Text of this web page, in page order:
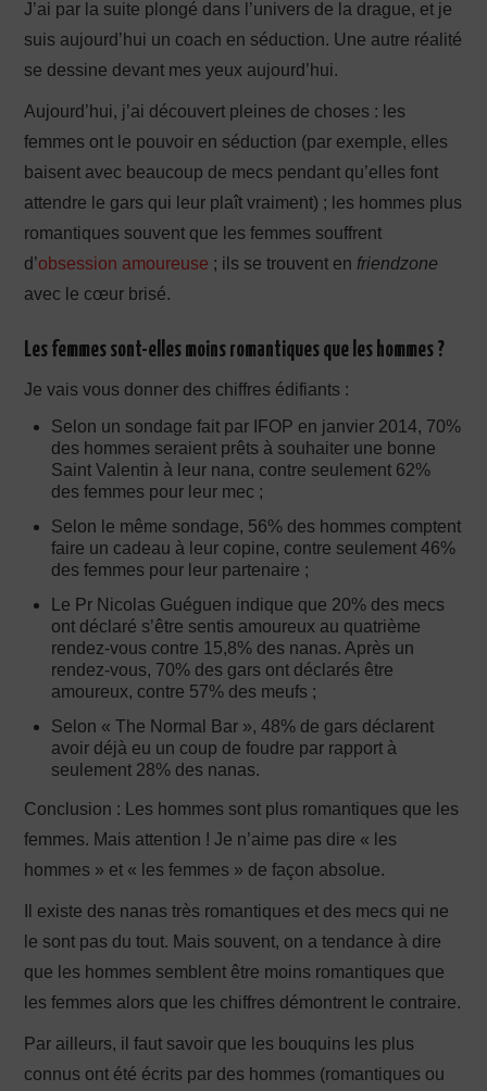
J’ai par la suite plongé dans l’univers de la drague, et je
suis aujourd’hui un coach en séduction. Une autre réalité
se dessine devant mes yeux aujourd’hui.
Aujourd’hui, j’ai découvert pleines de choses : les
femmes ont le pouvoir en séduction (par exemple, elles
baisent avec beaucoup de mecs pendant qu’elles font
attendre le gars qui leur plaît vraiment) ; les hommes plus
romantiques souvent que les femmes souffrent
d’obsession amoureuse ; ils se trouvent en friendzone
avec le cœur brisé.
Les femmes sont-elles moins romantiques que les hommes ?
Je vais vous donner des chiffres édifiants :
Selon un sondage fait par IFOP en janvier 2014, 70%
des hommes seraient prêts à souhaiter une bonne
Saint Valentin à leur nana, contre seulement 62%
des femmes pour leur mec ;
Selon le même sondage, 56% des hommes comptent
faire un cadeau à leur copine, contre seulement 46%
des femmes pour leur partenaire ;
Le Pr Nicolas Guéguen indique que 20% des mecs
ont déclaré s’être sentis amoureux au quatrième
rendez-vous contre 15,8% des nanas. Après un
rendez-vous, 70% des gars ont déclarés être
amoureux, contre 57% des meufs ;
Selon « The Normal Bar », 48% de gars déclarent
avoir déjà eu un coup de foudre par rapport à
seulement 28% des nanas.
Conclusion : Les hommes sont plus romantiques que les
femmes. Mais attention ! Je n’aime pas dire « les
hommes » et « les femmes » de façon absolue.
Il existe des nanas très romantiques et des mecs qui ne
le sont pas du tout. Mais souvent, on a tendance à dire
que les hommes semblent être moins romantiques que
les femmes alors que les chiffres démontrent le contraire.
Par ailleurs, il faut savoir que les bouquins les plus
connus ont été écrits par des hommes (romantiques ou